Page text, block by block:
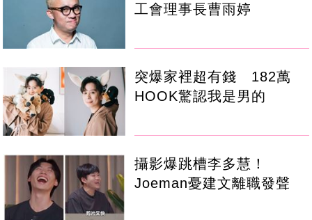
工會理事長曹雨婷
突爆家裡超有錢 182萬
HOOK驚認我是男的
攝影爆跳槽李多慧！
Joeman憂建文離職發聲